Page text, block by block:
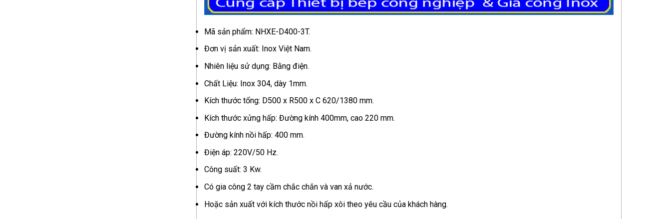
Mã sản phẩm: NHXE-D400-3T.
Đơn vị sản xuất: Inox Việt Nam.
Nhiên liệu sử dụng: Bằng điện.
Chất Liệu: Inox 304, dày 1mm.
Kích thước tổng: D500 x R500 x C 620/1380 mm.
Kích thước xửng hấp: Đường kính 400mm, cao 220 mm.
Đường kính nồi hấp: 400 mm.
Điện áp: 220V/50 Hz.
Công suất: 3 Kw.
Có gia công 2 tay cầm chắc chắn và van xả nước.
Hoặc sản xuất với kích thước nồi hấp xôi theo yêu cầu của khách hàng.